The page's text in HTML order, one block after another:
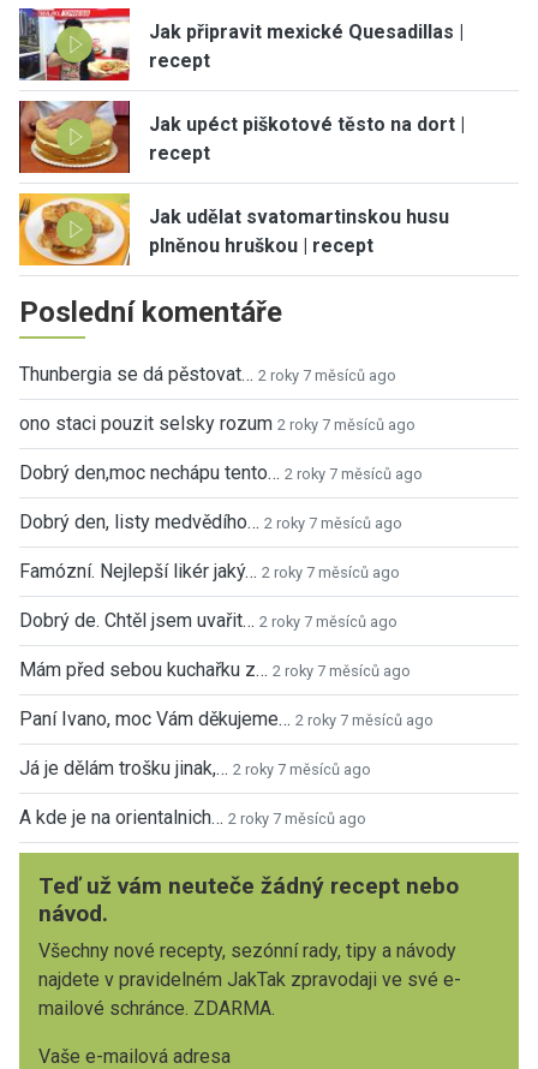
Jak připravit mexické Quesadillas |
recept
Jak upéct piškotové těsto na dort |
recept
Jak udělat svatomartinskou husu
plněnou hruškou | recept
Poslední komentáře
Thunbergia se dá pěstovat… 2 roky 7 měsíců ago
ono staci pouzit selsky rozum 2 roky 7 měsíců ago
Dobrý den,moc nechápu tento… 2 roky 7 měsíců ago
Dobrý den, listy medvědího… 2 roky 7 měsíců ago
Famózní. Nejlepší likér jaký… 2 roky 7 měsíců ago
Dobrý de. Chtěl jsem uvařit… 2 roky 7 měsíců ago
Mám před sebou kuchařku z… 2 roky 7 měsíců ago
Paní Ivano, moc Vám děkujeme… 2 roky 7 měsíců ago
Já je dělám trošku jinak,… 2 roky 7 měsíců ago
A kde je na orientalnich… 2 roky 7 měsíců ago
Teď už vám neuteče žádný recept nebo
návod.
Všechny nové recepty, sezónní rady, tipy a návody
najdete v pravidelném JakTak zpravodaji ve své e-
mailové schránce. ZDARMA.
Vaše e-mailová adresa